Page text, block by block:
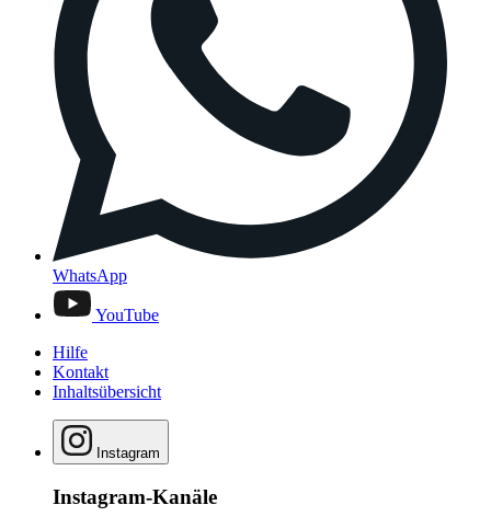
WhatsApp
YouTube
Hilfe
Kontakt
Inhaltsübersicht
Instagram
Instagram-Kanäle